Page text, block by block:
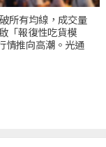
所有均線，成交量
「報復性吃貨模
情推向高潮。光通